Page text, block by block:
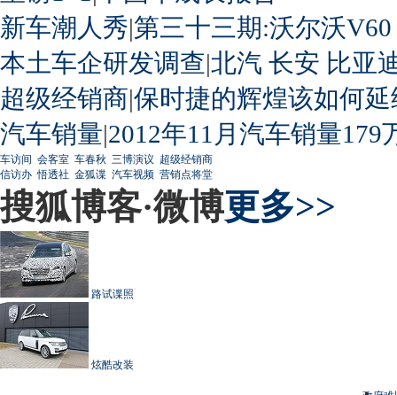
新车潮人秀|第三十三期:沃尔沃
本土车企研发调查|北汽 长安 比亚
超级经销商|保时捷的辉煌该如何延
汽车销量|2012年11月汽车销量179
车访间 会客室 车春秋 三博演议 超级经销商
信访办 悟透社 金狐谍 汽车视频 营销点将堂
搜狐博客·微博更多>>
路试谍照
炫酷改装